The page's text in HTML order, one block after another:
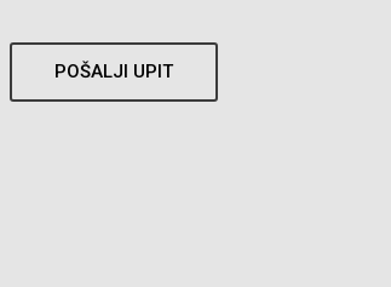
POŠALJI UPIT